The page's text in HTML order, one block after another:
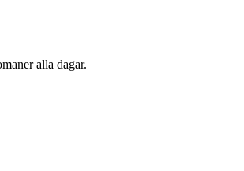
alla dagar.